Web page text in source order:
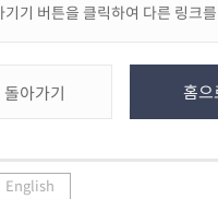
기기 버튼을 클릭하여 다른 링크
아가기 홈으
English